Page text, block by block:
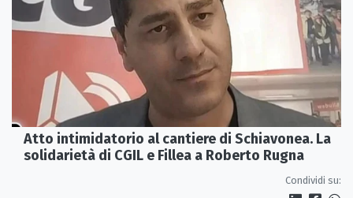
Atto intimidatorio al cantiere di Schiavonea. La
solidarietà di CGIL e Fillea a Roberto Rugna
Condividi su: